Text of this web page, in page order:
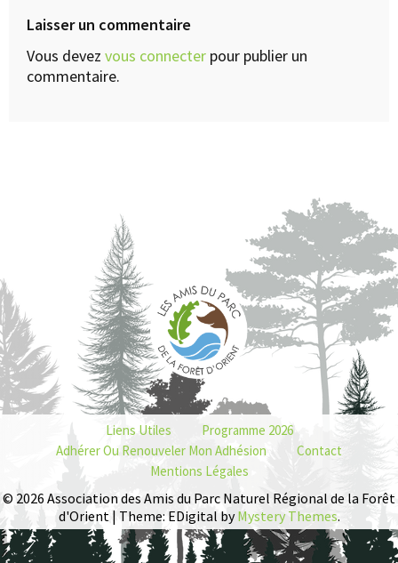
Laisser un commentaire
Vous devez vous connecter pour publier un
commentaire.
Liens Utiles
Programme 2026
Adhérer Ou Renouveler Mon Adhésion
Contact
Mentions Légales
© 2026 Association des Amis du Parc Naturel Régional de la Forêt
d'Orient | Theme: EDigital byMystery Themes.